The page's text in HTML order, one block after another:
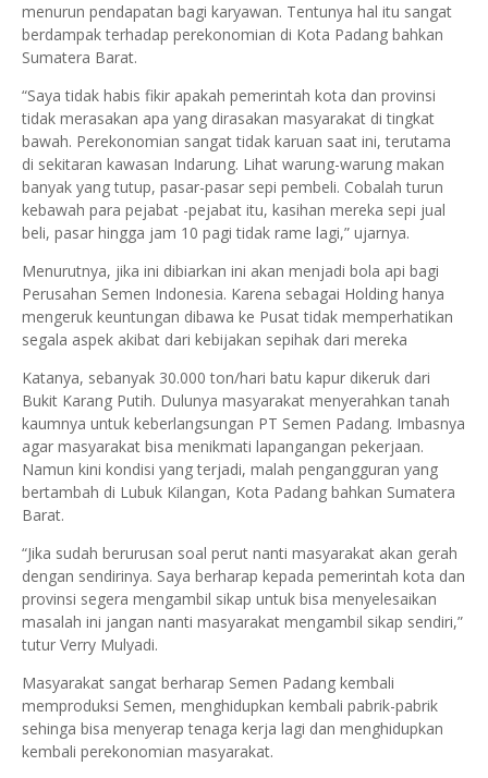
menurun pendapatan bagi karyawan. Tentunya hal itu sangat
berdampak terhadap perekonomian di Kota Padang bahkan
Sumatera Barat.
“Saya tidak habis fikir apakah pemerintah kota dan provinsi
tidak merasakan apa yang dirasakan masyarakat di tingkat
bawah. Perekonomian sangat tidak karuan saat ini, terutama
di sekitaran kawasan Indarung. Lihat warung-warung makan
banyak yang tutup, pasar-pasar sepi pembeli. Cobalah turun
kebawah para pejabat -pejabat itu, kasihan mereka sepi jual
beli, pasar hingga jam 10 pagi tidak rame lagi,” ujarnya.
Menurutnya, jika ini dibiarkan ini akan menjadi bola api bagi
Perusahan Semen Indonesia. Karena sebagai Holding hanya
mengeruk keuntungan dibawa ke Pusat tidak memperhatikan
segala aspek akibat dari kebijakan sepihak dari mereka
Katanya, sebanyak 30.000 ton/hari batu kapur dikeruk dari
Bukit Karang Putih. Dulunya masyarakat menyerahkan tanah
kaumnya untuk keberlangsungan PT Semen Padang. Imbasnya
agar masyarakat bisa menikmati lapangangan pekerjaan.
Namun kini kondisi yang terjadi, malah pengangguran yang
bertambah di Lubuk Kilangan, Kota Padang bahkan Sumatera
Barat.
“Jika sudah berurusan soal perut nanti masyarakat akan gerah
dengan sendirinya. Saya berharap kepada pemerintah kota dan
provinsi segera mengambil sikap untuk bisa menyelesaikan
masalah ini jangan nanti masyarakat mengambil sikap sendiri,”
tutur Verry Mulyadi.
Masyarakat sangat berharap Semen Padang kembali
memproduksi Semen, menghidupkan kembali pabrik-pabrik
sehinga bisa menyerap tenaga kerja lagi dan menghidupkan
kembali perekonomian masyarakat.